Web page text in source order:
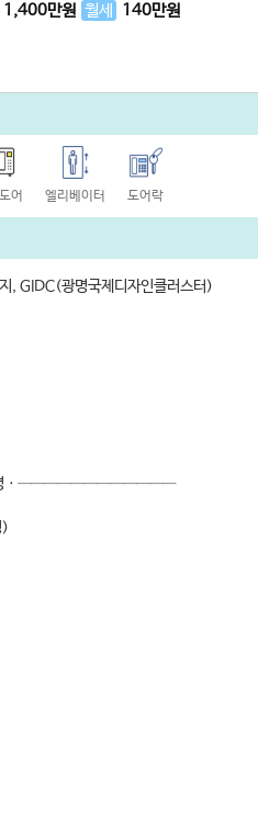
1,400만원 월세 140만원
어 엘리베이터 도어락
, GIDC(광명국제디자인클러스터)
ㆍ────────────
)